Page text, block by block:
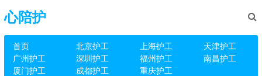
心陪护
首页 北京护工 上海护工
天津护工
广州护工
深圳护工 福州护工
南昌护工
厦门护工
成都护工 重庆护工